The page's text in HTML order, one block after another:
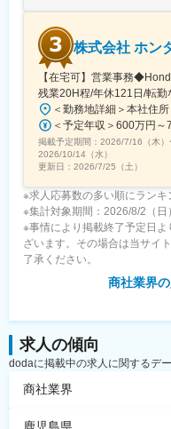
株式会社 ホン
【在宅可】営業事務
残業20H程/年休121日/転勤
掲載予定期間： 2026/7/16（木）
2026/10/14（水）
更新日： 2026/7/25（土）
※求人応募数の多い順にランキ
※集計対象期間：2026/8/2（日
※事情により掲載終了予定日
ざいます。その場合は当サイ
了承ください。
商社業界
求人の傾向
dodaに掲載中の求人に関するデ
商社業界
鹿児島県